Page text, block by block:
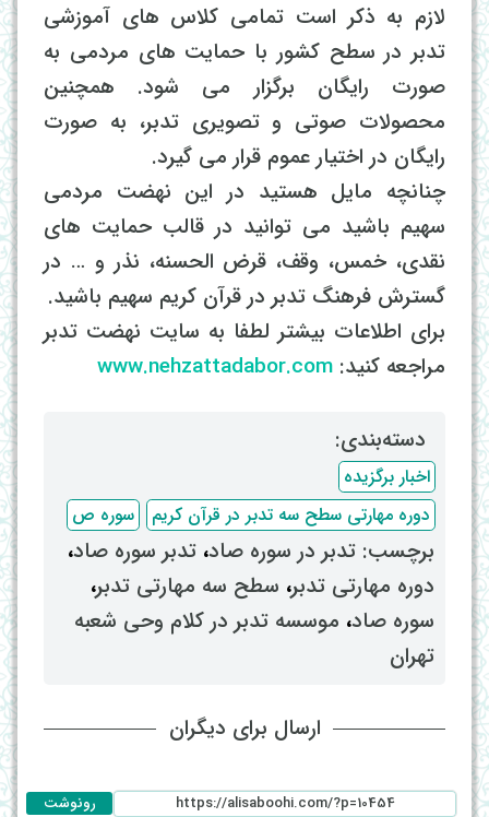
لازم به ذکر است تمامی کلاس های آموزشی
تدبر در سطح کشور با حمایت های مردمی به
صورت رایگان برگزار می شود. همچنین
محصولات صوتی و تصویری تدبر، به صورت
رایگان در اختیار عموم قرار می گیرد.
چنانچه مایل هستید در این نهضت مردمی
سهیم باشید می توانید در قالب حمایت های
نقدی، خمس، وقف، قرض الحسنه، نذر و … در
گسترش فرهنگ تدبر در قرآن کریم سهیم باشید.
برای اطلاعات بیشتر لطفا به سایت نهضت تدبر
مراجعه کنید: www.nehzattadabor.com
دسته‌بندی: ‌
اخبار برگزیده
دوره مهارتی سطح سه تدبر در قرآن کریم
سوره ص
برچسب: ‌ تدبر در سوره صاد، ‌ تدبر سوره صاد،
دوره مهارتی تدبر، ‌ سطح سه مهارتی تدبر،
سوره صاد، ‌ موسسه تدبر در کلام وحی شعبه
تهران
ارسال برای دیگران
رونوشت